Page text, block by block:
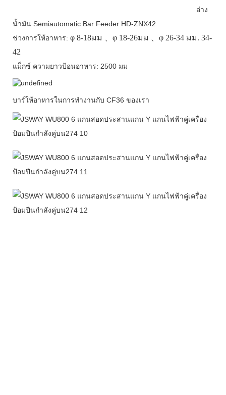
อ่าง
น้ำมัน Semiautomatic Bar Feeder HD-ZNX42
ช่วงการให้อาหาร: φ 8-18มม 、φ 18-26มม 、φ 26-34 มม. 34-
42
แม็กซ์ ความยาวป้อนอาหาร: 2500 มม
บาร์ให้อาหารในการทำงานกับ CF36 ของเรา